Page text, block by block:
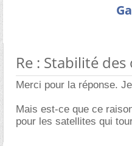
Re : Stabilité
Merci pour la réponse.
Mais est-ce que ce
pour les satellites qui